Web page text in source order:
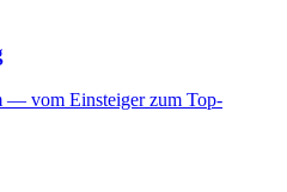
— vom Einsteiger zum Top-